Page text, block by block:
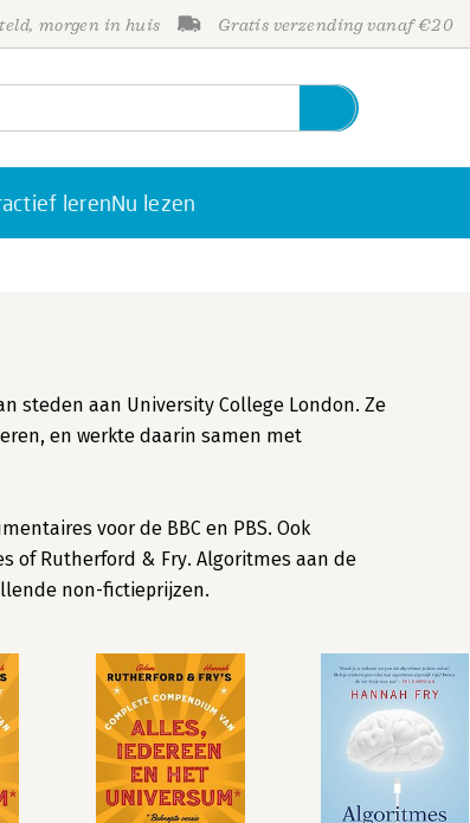
morgen in huis Gratis verzending vanaf €20
lerenNu lezen
steden aan University College London. Ze
en werkte daarin samen met
voor de BBC en PBS. Ook
of Rutherford & Fry. Algoritmes aan de
non-fictieprijzen.
Personen